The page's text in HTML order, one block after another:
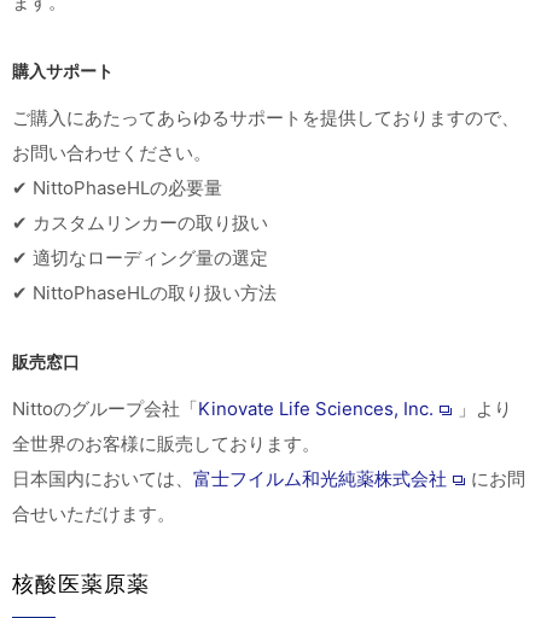
購入サポート
ご購入にあたってあらゆるサポートを提供しておりますので、
お問い合わせください。
✔ NittoPhaseHLの必要量
✔ カスタムリンカーの取り扱い
✔ 適切なローディング量の選定
✔ NittoPhaseHLの取り扱い方法
販売窓口
Nittoのグループ会社「Kinovate Life Sciences, Inc.
」より
全世界のお客様に販売しております。
日本国内においては、 富士フイルム和光純薬株式会社
にお問
合せいただけます。
核酸医薬原薬